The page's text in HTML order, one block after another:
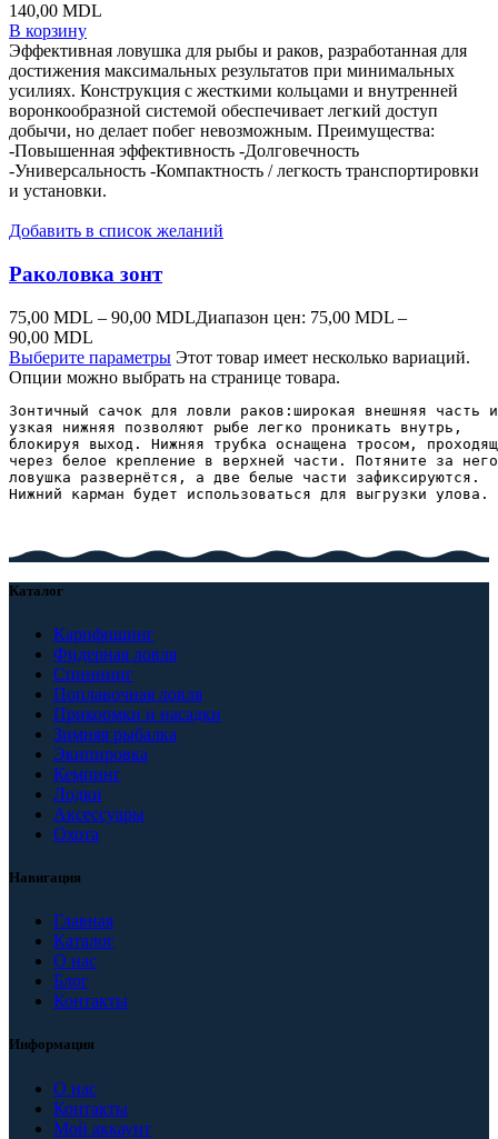
140,00 MDL
В корзину
Эффективная ловушка для рыбы и раков, разработанная для
достижения максимальных результатов при минимальных
усилиях. Конструкция с жесткими кольцами и внутренней
воронкообразной системой обеспечивает легкий доступ
добычи, но делает побег невозможным. Преимущества:
-Повышенная эффективность -Долговечность
-Универсальность -Компактность / легкость транспортировки
и установки.
Добавить в список желаний
Раколовка зонт
75,00 MDL – 90,00 MDLДиапазон цен: 75,00 MDL –
90,00 MDL
Выберите параметры Этот товар имеет несколько вариаций.
Опции можно выбрать на странице товара.
Зонтичный сачок для ловли раков:широкая внешняя часть
узкая нижняя позволяют рыбе легко проникать внутрь,
блокируя выход. Нижняя трубка оснащена тросом,
через белое крепление в верхней части. Потяните за
ловушка развернётся, а две белые части зафиксируются.
Нижний карман будет использоваться для выгрузки улова.
Каталог
Карпфишинг
Фидерная ловля
Спиннинг
Поплавочная ловля
Прикормки и насадки
Зимняя рыбалка
Экипировка
Кемпинг
Лодки
Аксессуары
Охота
Навигация
Главная
Каталог
О нас
Блог
Контакты
Информация
О нас
Контакты
Мой аккаунт